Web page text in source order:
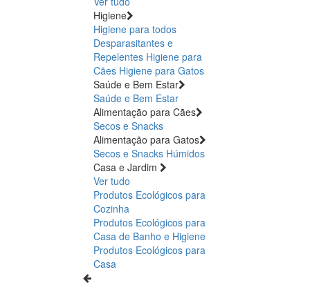
Higiene
Higiene para todos
Desparasitantes e
Repelentes Higiene para
Cães Higiene para Gatos
Saúde e Bem Estar
Saúde e Bem Estar
Alimentação para Cães
Secos e Snacks
Alimentação para Gatos
Secos e Snacks Húmidos
Casa e Jardim
Ver tudo
Produtos Ecológicos para
Cozinha
Produtos Ecológicos para
Casa de Banho e Higiene
Produtos Ecológicos para
Casa